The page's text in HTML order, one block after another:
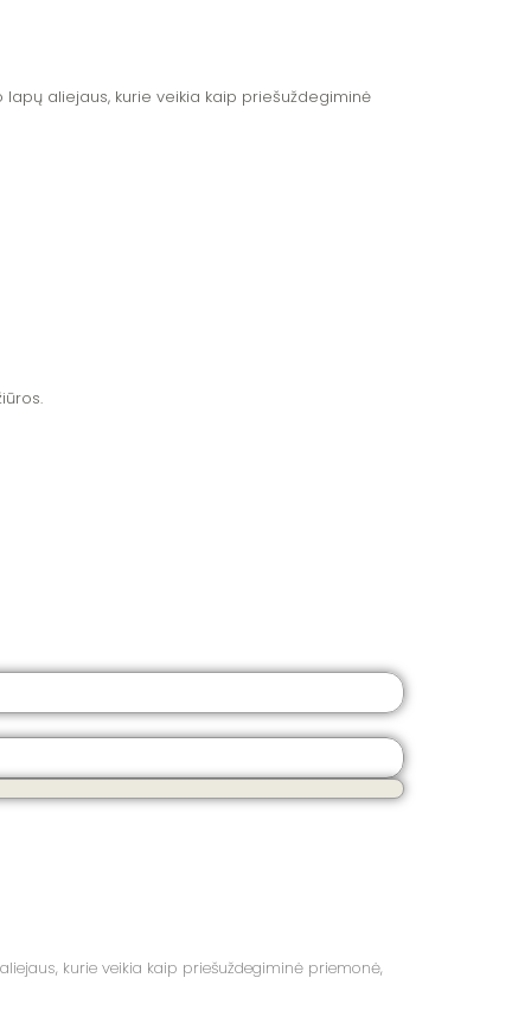
aliejaus, kurie veikia kaip priešuždegiminė
kurie veikia kaip priešuždegiminė priemonė,